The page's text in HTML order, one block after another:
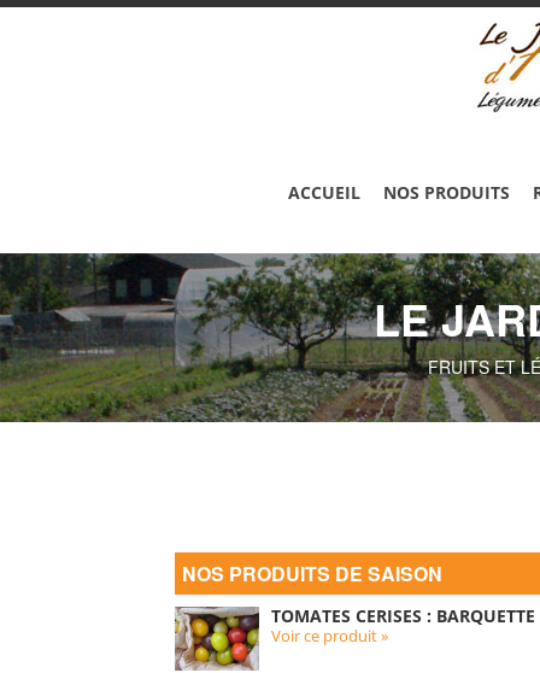
ACCUEIL NOS PRODUITS
LE
FRUITS ET
NOS PRODUITS DE SAISON
TOMATES CERISES :
Voir ce produit »